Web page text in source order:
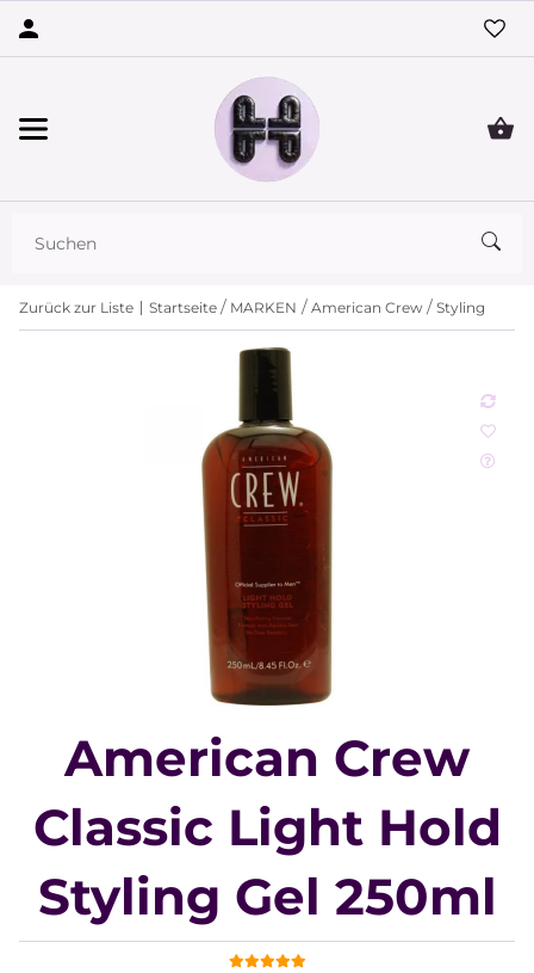
Zurück zur Liste Startseite MARKEN American Crew Styling
American Crew
Classic Light Hold
Styling Gel 250ml